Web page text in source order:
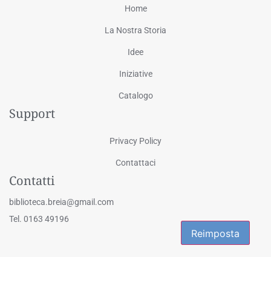
Reimposta
Reimposta
Home
La Nostra Storia
Idee
Iniziative
Catalogo
Support
Privacy Policy
Contattaci
Contatti
biblioteca.breia@gmail.com
Tel. 0163 49196